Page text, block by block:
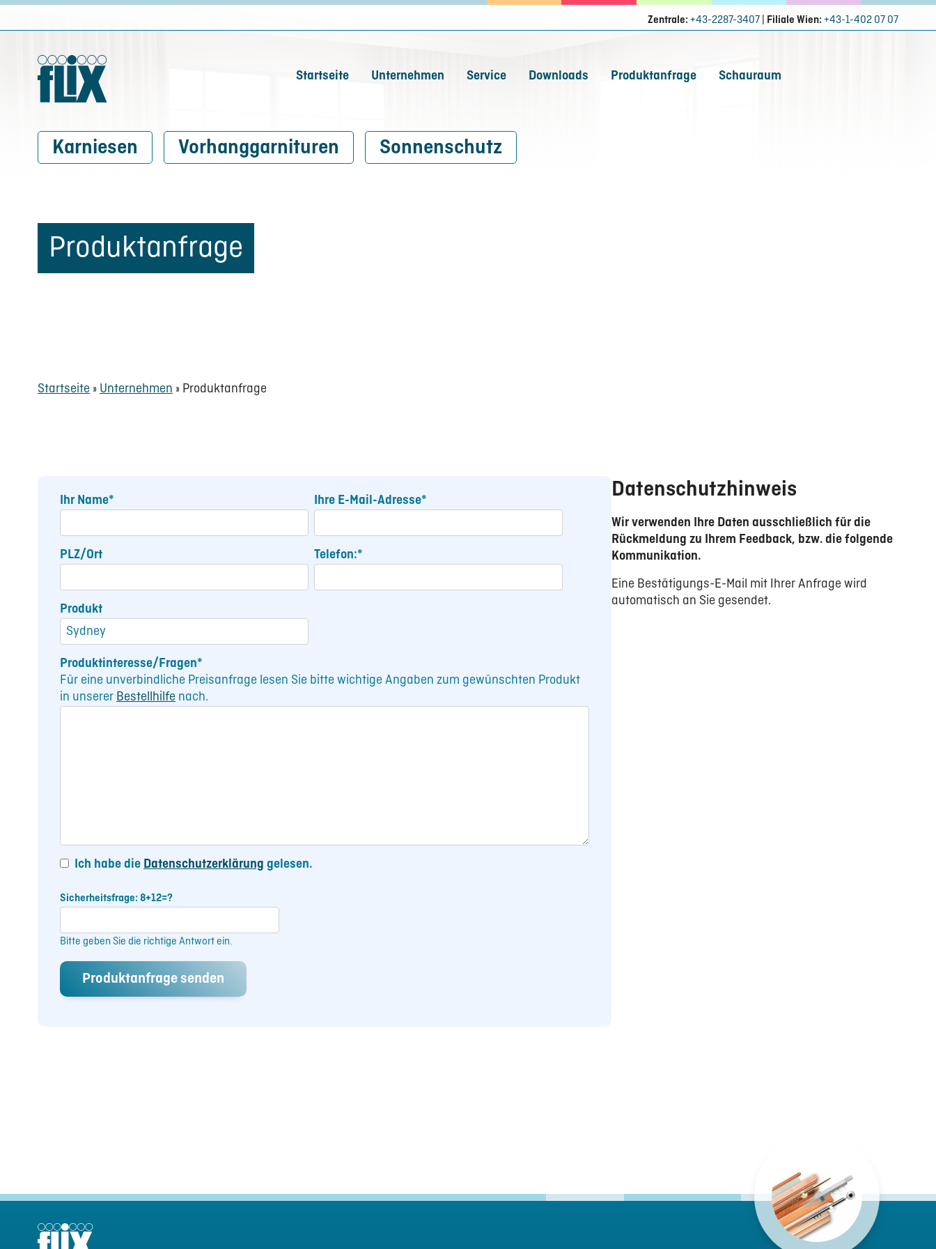
Zentrale: +43-2287-3407 Filiale Wien: +43-1-402 07 07
Startseite Unternehmen Service Downloads Produktanfrage Schauraum
Karniesen Vorhanggarnituren Sonnenschutz
Produktanfrage
Startseite »Unternehmen » Produktanfrage
Ihr Name* Ihre E-Mail-Adresse*
PLZ/Ort Telefon:*
Produkt
Produktinteresse/Fragen*
Für eine unverbindliche Preisanfrage lesen Sie bitte wichtige Angaben zum gewünschten Produkt
in unsererBestellhilfe nach.
Ich habe dieDatenschutzerklärung gelesen.
Sicherheitsfrage: 8+12=?
Bitte geben Sie die richtige Antwort ein.
Datenschutzhinweis
Wir verwenden Ihre Daten ausschließlich für die
Rückmeldung zu Ihrem Feedback, bzw. die folgende
Kommunikation.
Eine Bestätigungs-E-Mail mit Ihrer Anfrage wird
automatisch an Sie gesendet.